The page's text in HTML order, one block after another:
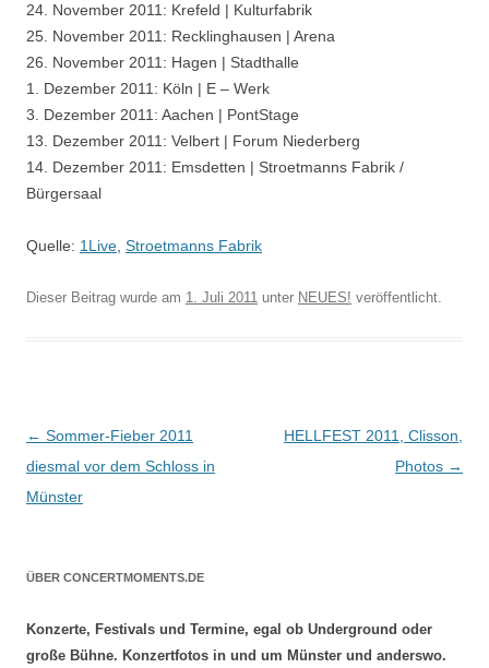
24. November 2011: Krefeld | Kulturfabrik
25. November 2011: Recklinghausen | Arena
26. November 2011: Hagen | Stadthalle
1. Dezember 2011: Köln | E – Werk
3. Dezember 2011: Aachen | PontStage
13. Dezember 2011: Velbert | Forum Niederberg
14. Dezember 2011: Emsdetten | Stroetmanns Fabrik /
Bürgersaal
Quelle: 1Live Stroetmanns Fabrik
Dieser Beitrag wurde am 1. Juli 2011 unter NEUES! veröffentlicht.
Beitragsnavigation
← Sommer-Fieber 2011
diesmal vor dem Schloss in
Münster
HELLFEST 2011, Clisson,
Photos →
ÜBER CONCERTMOMENTS.DE
Konzerte, Festivals und Termine, egal ob Underground oder
große Bühne. Konzertfotos in und um Münster und anderswo.